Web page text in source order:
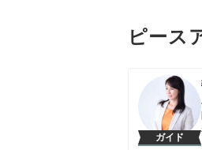
ピース
ガイド